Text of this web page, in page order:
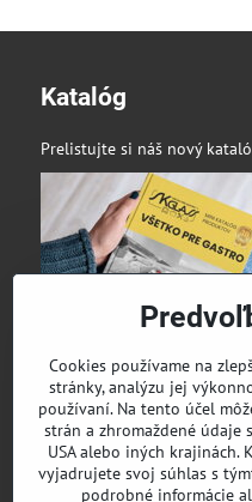
Katalóg
Prelistujte si náš nový
Cookies používame na
stránky, analýzu jej
používaní. Na tento účel
strán a zhromaždené údaje
USA alebo iných krajinách.
vyjadrujete svoj súhlas s
podrobné informácie